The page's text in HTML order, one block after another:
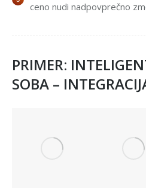
ceno nudi nadpovprečno
PRIMER:
SOBA –